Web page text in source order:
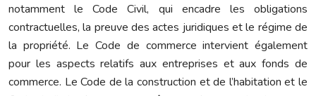
notamment le Code Civil, qui encadre les obligations
contractuelles, la preuve des actes juridiques et le régime de
la propriété. Le Code de commerce intervient également
pour les aspects relatifs aux entreprises et aux fonds de
commerce. Le Code de la construction et de l’habitation et le